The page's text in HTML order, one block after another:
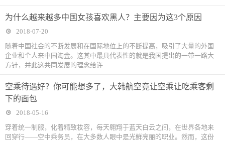
为什么越来越多中国女孩喜欢黑人？主要因为这3个原因
2018-07-20
随着中国社会的不断发展和在国际地位上的不断提高，吸引了大量的外国
企业和个人来中国淘金。这其中最具代表性的就是我国提出的一带一路大
方针，并此这共同发展的理念给许
空乘待遇好？你可能想多了，大韩航空竟让空乘让吃乘客剩
下的面包
2018-05-16
穿着统一制服，化着精致妆容，每天翱翔于蓝天白云之间，在世界各地来
回穿行——空中乘务员，在大多数人眼中是光鲜亮丽的职业。然而，这份